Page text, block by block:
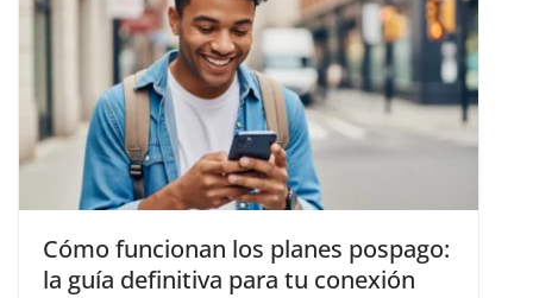
Cómo funcionan los planes pospago:
la guía definitiva para tu conexión